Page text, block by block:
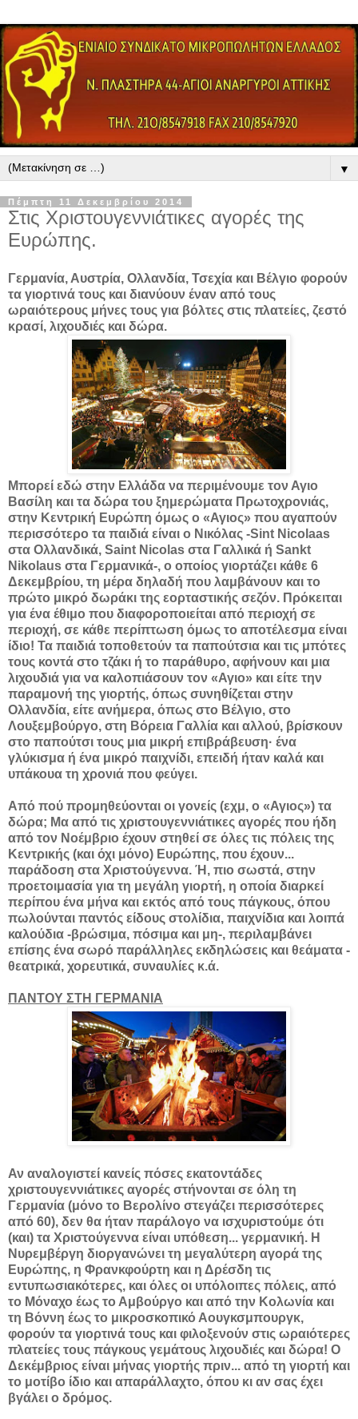
▼
Πέμπτη 11 Δεκεμβρίου 2014
Στις Χριστουγεννιάτικες αγορές της
Ευρώπης.
Γερμανία, Αυστρία, Ολλανδία, Τσεχία και Βέλγιο φορούν
τα γιορτινά τους και διανύουν έναν από τους
ωραιότερους μήνες τους για βόλτες στις πλατείες, ζεστό
κρασί, λιχουδιές και δώρα.
Mπορεί εδώ στην Ελλάδα να περιμένουμε τον Αγιο
Βασίλη και τα δώρα του ξημερώματα Πρωτοχρονιάς,
στην Κεντρική Ευρώπη όμως ο «Αγιος» που αγαπούν
περισσότερο τα παιδιά είναι ο Νικόλας -Sint Nicolaas
στα Ολλανδικά, Saint Nicolas στα Γαλλικά ή Sankt
Nikolaus στα Γερμανικά-, ο οποίος γιορτάζει κάθε 6
Δεκεμβρίου, τη μέρα δηλαδή που λαμβάνουν και το
πρώτο μικρό δωράκι της εορταστικής σεζόν. Πρόκειται
για ένα έθιμο που διαφοροποιείται από περιοχή σε
περιοχή, σε κάθε περίπτωση όμως το αποτέλεσμα είναι
ίδιο! Τα παιδιά τοποθετούν τα παπούτσια και τις μπότες
τους κοντά στο τζάκι ή το παράθυρο, αφήνουν και μια
λιχουδιά για να καλοπιάσουν τον «Αγιο» και είτε την
παραμονή της γιορτής, όπως συνηθίζεται στην
Ολλανδία, είτε ανήμερα, όπως στο Βέλγιο, στο
Λουξεμβούργο, στη Βόρεια Γαλλία και αλλού, βρίσκουν
στο παπούτσι τους μια μικρή επιβράβευση· ένα
γλύκισμα ή ένα μικρό παιχνίδι, επειδή ήταν καλά και
υπάκουα τη χρονιά που φεύγει.
Από πού προμηθεύονται οι γονείς (εχμ, ο «Αγιος») τα
δώρα; Μα από τις χριστουγεννιάτικες αγορές που ήδη
από τον Νοέμβριο έχουν στηθεί σε όλες τις πόλεις της
Κεντρικής (και όχι μόνο) Ευρώπης, που έχουν...
παράδοση στα Χριστούγεννα. Ή, πιο σωστά, στην
προετοιμασία για τη μεγάλη γιορτή, η οποία διαρκεί
περίπου ένα μήνα και εκτός από τους πάγκους, όπου
πωλούνται παντός είδους στολίδια, παιχνίδια και λοιπά
καλούδια -βρώσιμα, πόσιμα και μη-, περιλαμβάνει
επίσης ένα σωρό παράλληλες εκδηλώσεις και θεάματα -
θεατρικά, χορευτικά, συναυλίες κ.ά.
ΠΑΝΤΟΥ ΣΤΗ ΓΕΡΜΑΝΙΑ
Αν αναλογιστεί κανείς πόσες εκατοντάδες
χριστουγεννιάτικες αγορές στήνονται σε όλη τη
Γερμανία (μόνο το Βερολίνο στεγάζει περισσότερες
από 60), δεν θα ήταν παράλογο να ισχυριστούμε ότι
(και) τα Χριστούγεννα είναι υπόθεση... γερμανική. Η
Νυρεμβέργη διοργανώνει τη μεγαλύτερη αγορά της
Ευρώπης, η Φρανκφούρτη και η Δρέσδη τις
εντυπωσιακότερες, και όλες οι υπόλοιπες πόλεις, από
το Μόναχο έως το Αμβούργο και από την Κολωνία και
τη Βόννη έως το μικροσκοπικό Αουγκσμπουργκ,
φορούν τα γιορτινά τους και φιλοξενούν στις ωραιότερες
πλατείες τους πάγκους γεμάτους λιχουδιές και δώρα! Ο
Δεκέμβριος είναι μήνας γιορτής πριν... από τη γιορτή και
το μοτίβο ίδιο και απαράλλαχτο, όπου κι αν σας έχει
βγάλει ο δρόμος.